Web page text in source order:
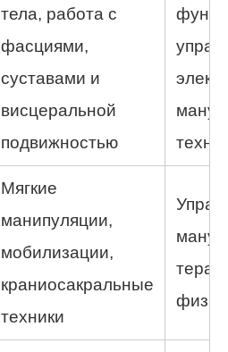
тела, работа с
фасциями,
суставами и
висцеральной
подвижностью
Мягкие
манипуляции,
мобилизации,
краниосакральные
техники